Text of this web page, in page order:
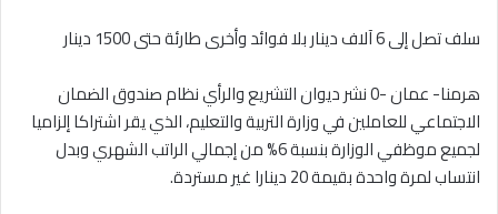
سلف تصل إلى 6 آلاف دينار بلا فوائد وأخرى طارئة حتى 1500 دينار
هرمنا- عمان -0 نشر ديوان التشريع والرأي نظام صندوق الضمان
الاجتماعي للعاملين في وزارة التربية والتعليم، الذي يقر اشتراكا إلزاميا
لجميع موظفي الوزارة بنسبة 6% من إجمالي الراتب الشهري وبدل
انتساب لمرة واحدة بقيمة 20 دينارا غير مستردة.